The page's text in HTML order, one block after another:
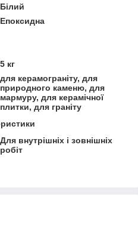
Білий
Епоксидна
5 кг
для керамограніту, для
природного каменю, для
мармуру, для керамічної
плитки, для граніту
Для внутрішніх і зовнішніх
робіт